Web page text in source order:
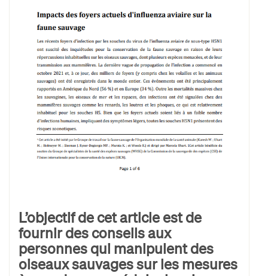
L’objectif de cet article est de
fournir des conseils aux
personnes qui manipulent des
oiseaux sauvages sur les mesures